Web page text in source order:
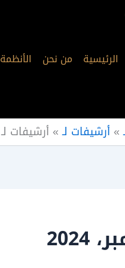
الرئيسية من نحن الأنظمة
»أرشيفات لـ» أرشيفات لـ